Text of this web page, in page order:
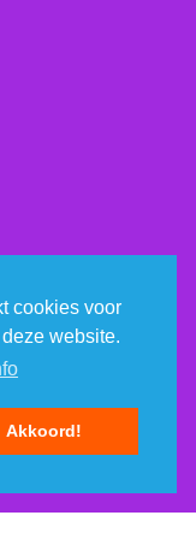
cookies voor
website.
Akkoord!